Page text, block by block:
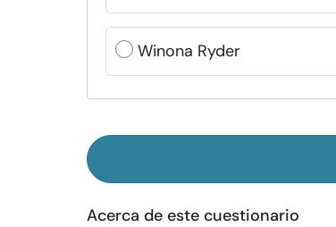
Winona Ryder
Acerca de este cuestionario